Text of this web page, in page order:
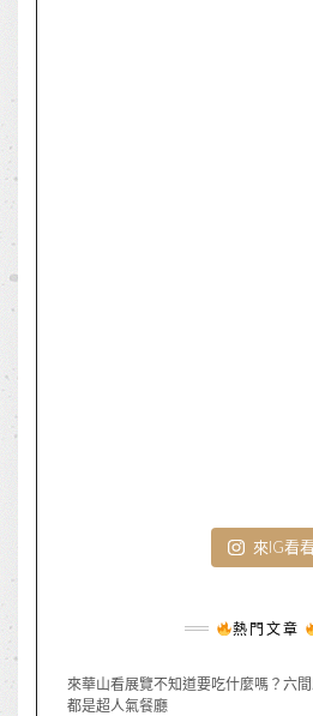
來IG看
熱門文章
來華山看展覽不知道要吃什麼嗎？六
都是超人氣餐廳